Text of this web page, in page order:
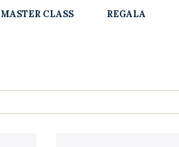
MASTER CLASS REGALA